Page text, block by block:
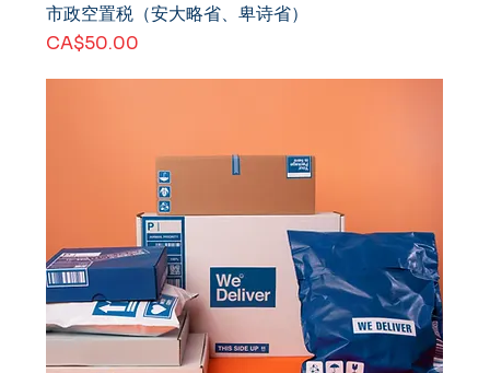
市政空置税（安大略省、卑诗省）
價格
CA$50.00